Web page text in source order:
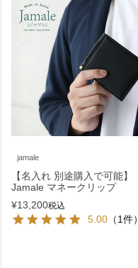
jamale
【名入れ 別途購入で可能】
Jamale マネークリップ
¥13,200税込
5.00 （1件）